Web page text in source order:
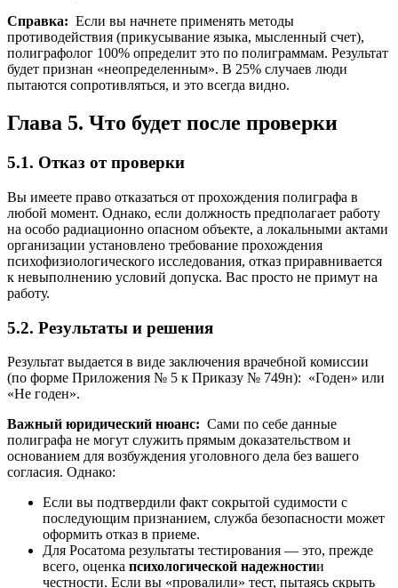
Справка: Если вы начнете применять методы
противодействия (прикусывание языка, мысленный счет),
полиграфолог 100% определит это по полиграммам. Результат
будет признан «неопределенным». В 25% случаев люди
пытаются сопротивляться, и это всегда видно.
Глава 5. Что будет после проверки
5.1. Отказ от проверки
Вы имеете право отказаться от прохождения полиграфа в
любой момент. Однако, если должность предполагает работу
на особо радиационно опасном объекте, а локальными актами
организации установлено требование прохождения
психофизиологического исследования, отказ приравнивается
к невыполнению условий допуска. Вас просто не примут на
работу.
5.2. Результаты и решения
Результат выдается в виде заключения врачебной комиссии
(по форме Приложения № 5 к Приказу № 749н): «Годен» или
«Не годен».
Важный юридический нюанс: Сами по себе данные
полиграфа не могут служить прямым доказательством и
основанием для возбуждения уголовного дела без вашего
согласия. Однако:
Если вы подтвердили факт сокрытой судимости с
последующим признанием, служба безопасности может
оформить отказ в приеме.
Для Росатома результаты тестирования — это, прежде
всего, оценка психологической надежностии
честности. Если вы «провалили» тест, пытаясь скрыть